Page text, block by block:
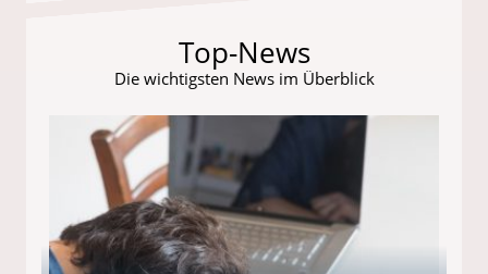
Top-News
Die wichtigsten News im Überblick